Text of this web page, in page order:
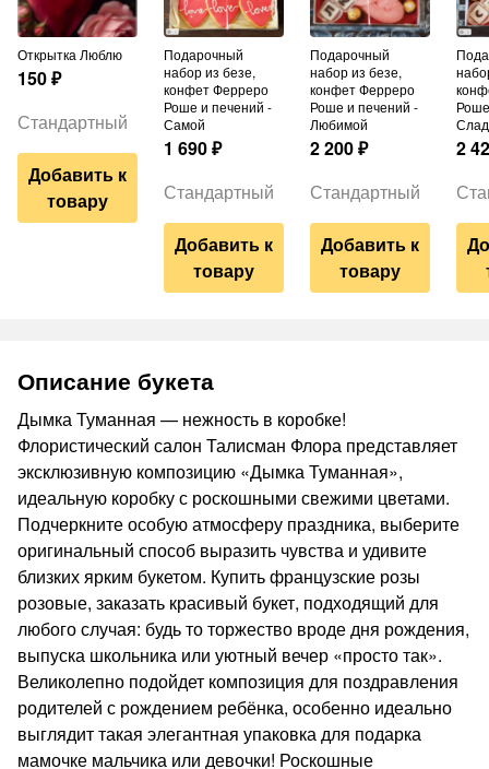
Открытка Люблю
150₽
Стандартный
Добавить к
товару
Подарочный
набор из безе,
конфет Ферреро
Роше и печений -
Самой
1 690₽
Стандартный
Добавить к
товару
Подарочный
набор из безе,
конфет Ферреро
Роше и печений -
Любимой
2 200₽
Стандартный
Добавить к
товару
Подарочный
2
Описание букета
Дымка Туманная — нежность в коробке!
Флористический салон Талисман Флора представляет
эксклюзивную композицию «Дымка Туманная»,
идеальную коробку с роскошными свежими цветами.
Подчеркните особую атмосферу праздника, выберите
оригинальный способ выразить чувства и удивите
близких ярким букетом. Купить французские розы
розовые, заказать красивый букет, подходящий для
любого случая: будь то торжество вроде дня рождения,
выпуска школьника или уютный вечер «просто так».
Великолепно подойдет композиция для поздравления
родителей с рождением ребёнка, особенно идеально
выглядит такая элегантная упаковка для подарка
мамочке мальчика или девочки! Роскошные